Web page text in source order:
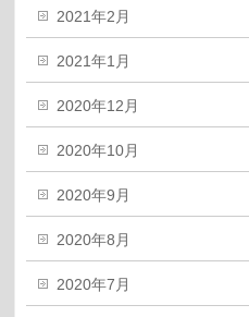
2021年2月
2021年1月
2020年12月
2020年10月
2020年9月
2020年8月
2020年7月